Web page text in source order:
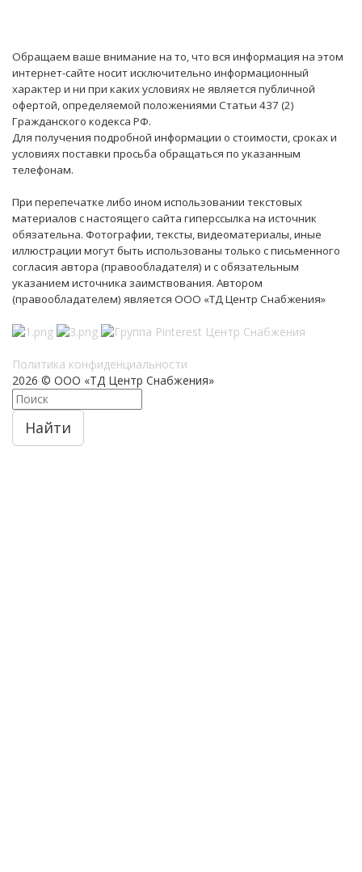
Обращаем ваше внимание на то, что вся информация на этом
интернет-сайте носит исключительно информационный
характер и ни при каких условиях не является публичной
офертой, определяемой положениями Статьи 437 (2)
Гражданского кодекса РФ.
Для получения подробной информации о стоимости, сроках и
условиях поставки просьба обращаться по указанным
телефонам.
При перепечатке либо ином использовании текстовых
материалов с настоящего сайта гиперссылка на источник
обязательна. Фотографии, тексты, видеоматериалы, иные
иллюстрации могут быть использованы только с письменного
согласия автора (правообладателя) и с обязательным
указанием источника заимствования. Автором
(правообладателем) является ООО «ТД Центр Снабжения»
Политика конфиденциальности
2026 © ООО «ТД Центр Снабжения»
Найти